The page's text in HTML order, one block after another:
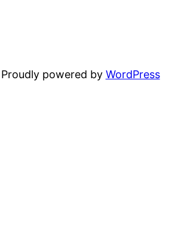
Proudly powered by WordPress